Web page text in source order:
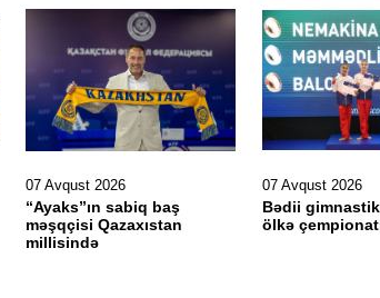
07 Avqust 2026
“Ayaks”ın sabiq baş
məşqçisi Qazaxıstan
millisində
07 Avqust 2026
Bədii
ölkə